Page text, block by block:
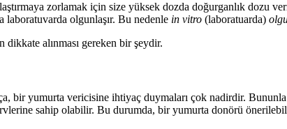
zorlamak için size yüksek dozda doğurganlık dozu
laboratuvarda olgunlaşır. Bu nedenle in vitro (laboratuarda)
alınması gereken bir şeydir.
bir yumurta vericisine ihtiyaç duymaları çok nadirdir.
sahip olabilir. Bu durumda, bir yumurta donörü